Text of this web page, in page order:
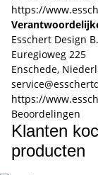
https://
Esschert Design
Euregioweg 225
Enschede,
https://
Beoordelingen
Klanten
producten